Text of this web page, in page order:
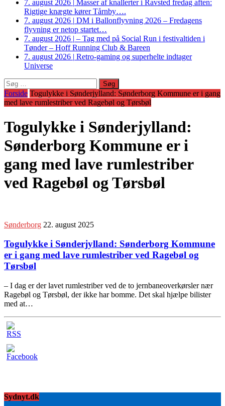
7. august 2026 | Masser af knallerter i Ravsted fredag aften:
Rigtige knægte kører Tårnby….
7. august 2026 | DM i Ballonflyvning 2026 – Fredagens
flyvning er netop startet…
7. august 2026 | – Tag med på Social Run i festivaltiden i
Tønder – Hoff Running Club & Bareen
7. august 2026 | Retro-gaming og superhelte indtager
Universe
Søg
efter:
Forside Togulykke i Sønderjylland: Sønderborg Kommune er i gang
med lave rumlestriber ved Ragebøl og Tørsbøl
Togulykke i Sønderjylland:
Sønderborg Kommune er i
gang med lave rumlestriber
ved Ragebøl og Tørsbøl
Sønderborg 22. august 2025
Togulykke i Sønderjylland: Sønderborg Kommune
er i gang med lave rumlestriber ved Ragebøl og
Tørsbøl
– I dag er der lavet rumlestriber ved de to jernbaneoverkørsler nær
Ragebøl og Tørsbøl, der ikke har bomme. Det skal hjælpe bilister
med at…
Sydnyt.dk